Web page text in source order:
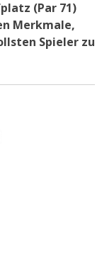
(Par 71)
Merkmale,
Spieler zu